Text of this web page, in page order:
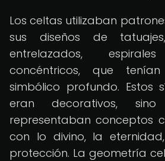
Los celtas utilizaban
sus diseños de
entrelazados,
concéntricos, que
simbólico profundo. Estos
eran decorativos,
representaban conceptos
con lo divino, la
protección. La geometría